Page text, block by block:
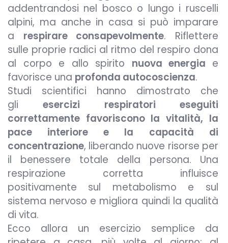
addentrandosi nel bosco o lungo i ruscelli
alpini, ma anche in casa si può imparare
a respirare consapevolmente. Riflettere
sulle proprie radici al ritmo del respiro dona
al corpo e allo spirito nuova energia e
favorisce una profonda autocoscienza.
Studi scientifici hanno dimostrato che
gliesercizi respiratori eseguiti
correttamente favoriscono la vitalità, la
pace interiore e la capacità di
concentrazione, liberando nuove risorse per
il benessere totale della persona. Una
respirazione corretta influisce
positivamente sul metabolismo e sul
sistema nervoso e migliora quindi la qualità
di vita.
Ecco allora un esercizio semplice da